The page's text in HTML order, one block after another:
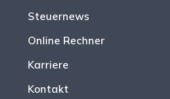
Steuernews
Online Rechner
Karriere
Kontakt